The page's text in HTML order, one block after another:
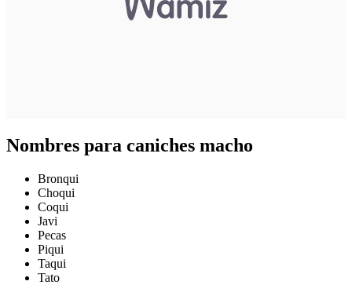
Nombres para caniches macho
Bronqui
Choqui
Coqui
Javi
Pecas
Piqui
Taqui
Tato